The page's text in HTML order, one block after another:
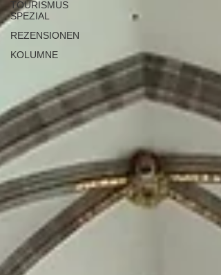
TOURISMUS
SPEZIAL
REZENSIONEN
KOLUMNE